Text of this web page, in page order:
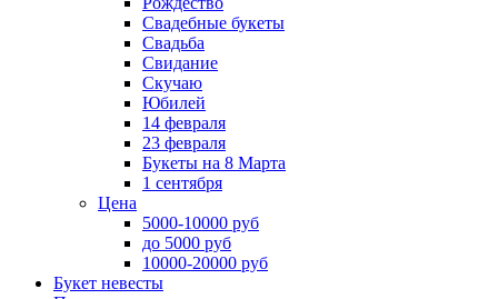
Свадебные букеты
Свадьба
Свидание
Скучаю
Юбилей
14 февраля
23 февраля
Букеты на 8 Марта
1 сентября
Цена
5000-10000 руб
до 5000 руб
10000-20000 руб
Букет невесты